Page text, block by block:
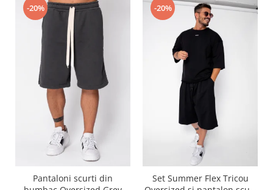
-20%
Pantaloni scurti din
-20%
Set Summer Flex Tricou